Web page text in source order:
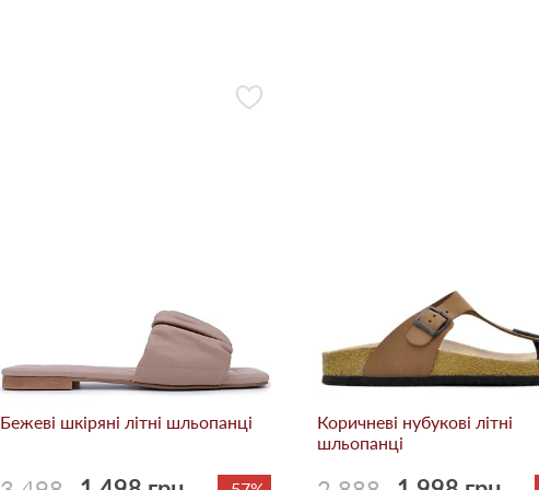
Бежевi шкіряні літні шльопанці
Коричневі нубукові літні
шльопанці